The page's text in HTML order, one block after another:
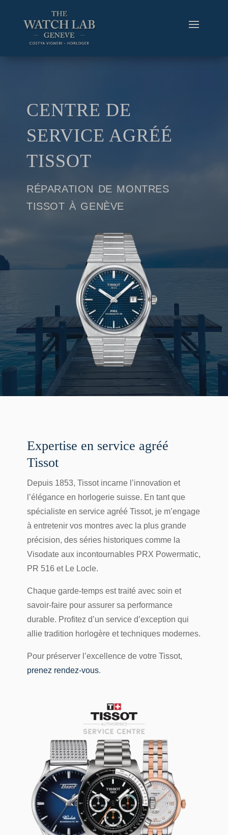
CENTRE DE
SERVICE AGRÉÉ
TISSOT
réparation de montres
tissot à genève
Expertise en service agréé
Tissot
Depuis 1853, Tissot incarne l’innovation et
l’élégance en horlogerie suisse. En tant que
spécialiste en service agréé Tissot, je m’engage
à entretenir vos montres avec la plus grande
précision, des séries historiques comme la
Visodateaux incontournables PRX Powermatic,
PR 516 et Le Locle.
Chaque garde-temps est traité avec soin et
savoir-faire pour assurer sa performance
durable. Profitez d’un service d’exception qui
allie tradition horlogère et techniques modernes.
Pour préserver l’excellence de votre Tissot,
prenez rendez-vous.